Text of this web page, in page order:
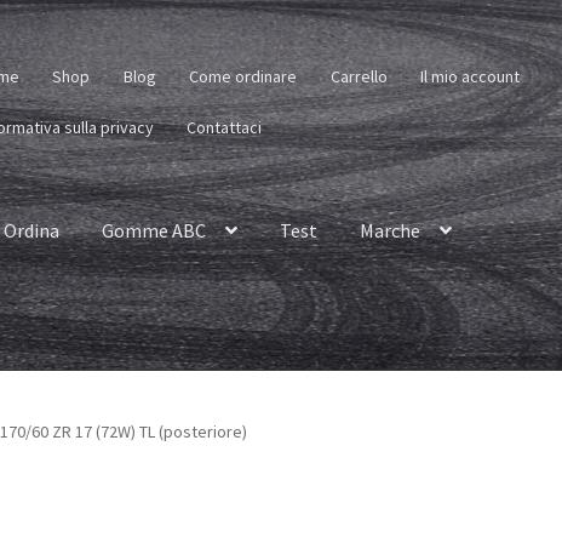
Shop Blog Come ordinare Carrello Il mio account
sulla privacy Contattaci
Ordina Gomme ABC Test Marche
60 ZR 17 (72W) TL (posteriore)